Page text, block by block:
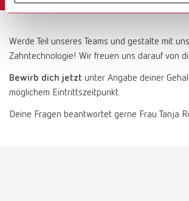
Werde Teil unseres Teams und gestalte mit
Zahntechnologie! Wir freuen uns darauf von
Bewirb dich jetzt unter Angabe deiner
möglichem Eintrittszeitpunkt.
Deine Fragen beantwortet gerne Frau Tanja